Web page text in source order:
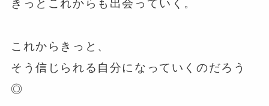
きっとこれからも出会っていく。
これからきっと、
そう信じられる自分になっていくのだろう
◎